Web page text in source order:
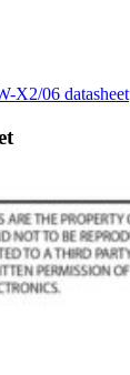
X2/06 datasheet